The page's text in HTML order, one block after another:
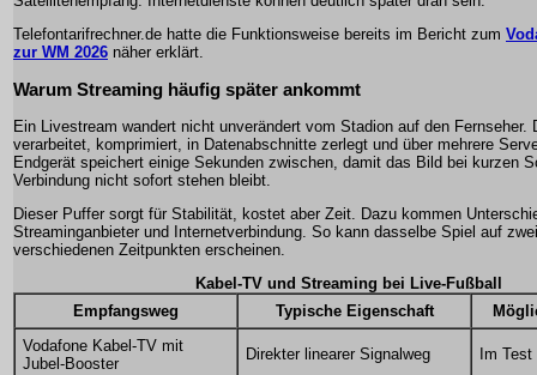
Telefontarifrechner.de hatte die Funktionsweise bereits im Bericht zum
zur WM 2026 näher erklärt.
Warum Streaming häufig später ankommt
Ein Livestream wandert nicht unverändert vom Stadion auf den Fernseher.
verarbeitet, komprimiert, in Datenabschnitte zerlegt und über mehrere
Endgerät speichert einige Sekunden zwischen, damit das Bild bei kurzen
Verbindung nicht sofort stehen bleibt.
Dieser Puffer sorgt für Stabilität, kostet aber Zeit. Dazu kommen
Streaminganbieter und Internetverbindung. So kann dasselbe Spiel auf
verschiedenen Zeitpunkten erscheinen.
Kabel-TV und Streaming bei Live-Fußball
Empfangsweg
Typische Eigenschaft
Vodafone Kabel-TV mit
Jubel-Booster
Direkter linearer Signalweg Im